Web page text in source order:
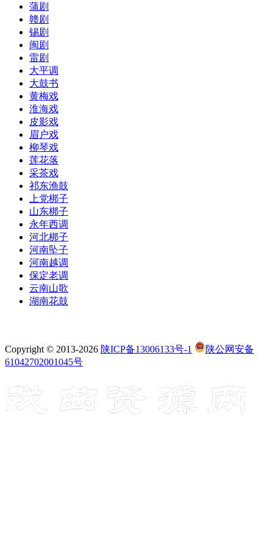
蒲剧
赣剧
锡剧
闽剧
雷剧
大平调
大鼓书
黄梅戏
淮海戏
皮影戏
眉户戏
柳琴戏
莲花落
采茶戏
祁东渔鼓
上党梆子
山东梆子
永年西调
河北梆子
河南坠子
河南越调
保定老调
云南山歌
湖南花鼓
Copyright © 2013-2026 陕ICP备13006133号-1
陕公网安备
61042702001045号